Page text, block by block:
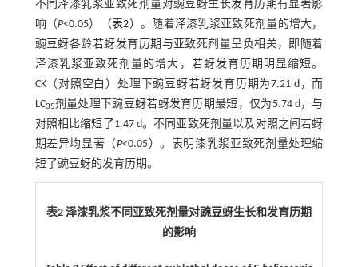
不同泽漆乳浆亚致死剂量对豌豆蚜生长发育历期有显著影
响（P<0.05）（表2 ）。随着泽漆乳浆亚致死剂量的增大，
豌豆蚜各龄若蚜发育历期与亚致死剂量呈负相关，即随着
泽漆乳浆亚致死剂量的增大，若蚜发育历期明显缩短。
CK（对照空白）处理下豌豆蚜若蚜发育历期为7.21 d，而
LC35剂量处理下豌豆蚜若蚜发育历期最短，仅为5.74 d，与
对照相比缩短了1.47 d。不同亚致死剂量以及对照之间若蚜
期差异均显著（ P<0.05）。表明漆乳浆亚致死剂量处理缩
短了豌豆蚜的发育历期。
表2 泽漆乳浆不同亚致死剂量对豌豆蚜生长和发育历期
的影响